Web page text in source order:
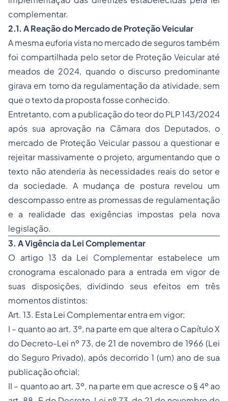
complementar.
2.1. A Reação do Mercado de Proteção Veicular
A mesma euforia vista no mercado de seguros também
foi compartilhada pelo setor de Proteção Veicular até
meados de 2024, quando o discurso predominante
girava em torno da regulamentação da atividade, sem
que o texto da proposta fosse conhecido.
Entretanto, com a publicação do teor do PLP 143/2024
após sua aprovação na Câmara dos Deputados, o
mercado de Proteção Veicular passou a questionar e
rejeitar massivamente o projeto, argumentando que o
texto não atenderia às necessidades reais do setor e
da sociedade. A mudança de postura revelou um
descompasso entre as promessas de regulamentação
e a realidade das exigências impostas pela nova
legislação.
3. A Vigência da Lei Complementar
O artigo 13 da Lei Complementar estabelece um
cronograma escalonado para a entrada em vigor de
suas disposições, dividindo seus efeitos em três
momentos distintos:
Art. 13. Esta Lei Complementar entra em vigor:
I – quanto ao art. 3º, na parte em que altera o Capítulo X
do Decreto-Lei nº 73, de 21 de novembro de 1966 (Lei
do Seguro Privado), após decorrido 1 (um) ano de sua
publicação oficial;
II – quanto ao art. 3º, na parte em que acresce o § 4º ao